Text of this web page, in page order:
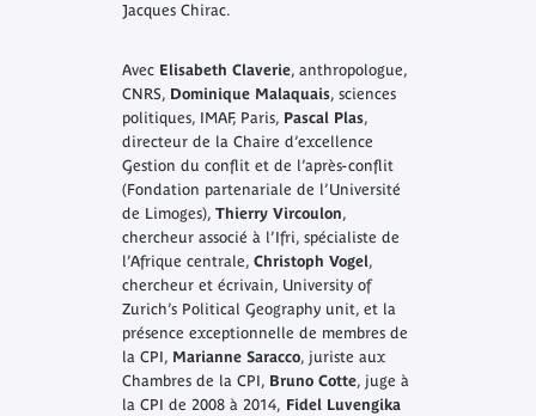
Jacques Chirac.
Avec Elisabeth Claverie, anthropologue,
CNRS, Dominique Malaquais, sciences
politiques, IMAF, Paris, Pascal Plas,
directeur de la Chaire d’excellence
Gestion du conflit et de l’après-conflit
(Fondation partenariale de l’Université
de Limoges), Thierry Vircoulon,
chercheur associé à l’Ifri, spécialiste de
l’Afrique centrale, Christoph Vogel,
chercheur et écrivain, University of
Zurich’s Political Geography unit, et la
présence exceptionnelle de membres de
la CPI, Marianne Saracco, juriste aux
Chambres de la CPI, Bruno Cotte, juge à
la CPI de 2008 à 2014, Fidel Luvengika